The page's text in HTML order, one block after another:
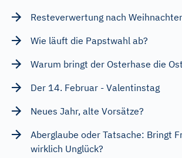
Resteverwertung nach
Wie läuft die Papstwahl ab?
Warum bringt der Osterhase die
Der 14. Februar - Valentinstag
Neues Jahr, alte Vorsätze?
Aberglaube oder Tatsache: Bringt
wirklich Unglück?